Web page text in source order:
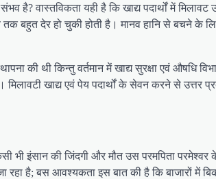
वास्तविकता यही है कि खाद्य पदार्थों में मिलावट
बहुत देर हो चुकी होती है। मानव हानि से बचने के
की थी किन्तु वर्तमान में खाद्य सुरक्षा एवं औषधि
मिलावटी खाद्य एवं पेय पदार्थों के सेवन करने से उत्तर
भी इंसान की जिंदगी और मौत उस परमपिता परमेश्वर
रहा है; बस आवश्यकता इस बात की है कि बाजारों में